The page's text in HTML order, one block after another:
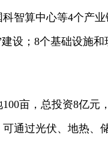
智算中心等4个产
设；8个基础设施
亩，总投资8亿元
通过光伏、地热、